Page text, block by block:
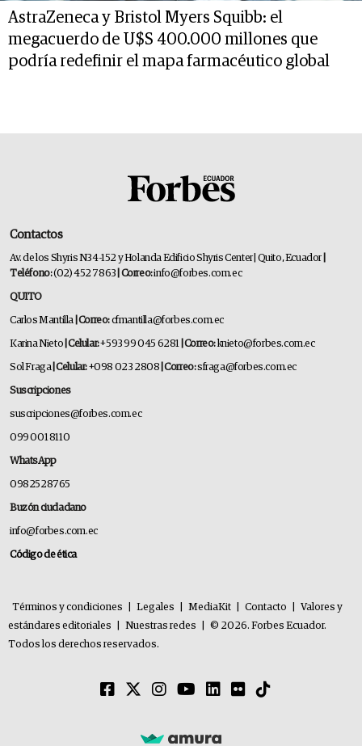
AstraZeneca y Bristol Myers Squibb: el
megacuerdo de U$S 400.000 millones que
podría redefinir el mapa farmacéutico global
Contactos
Av. de los Shyris N34-152 y Holanda Edificio Shyris Center | Quito, Ecuador
Teléfono:(02) 452 7863 | Correo:info@forbes.com.ec
QUITO
Carlos Mantilla | Correo:cfmantilla@forbes.com.ec
Karina Nieto | Celular:+593 99 045 6281 | Correo:knieto@forbes.com.ec
Sol Fraga| Celular:+098 023 2808 | Correo:sfraga@forbes.com.ec
Suscripciones
suscripciones@forbes.com.ec
099 001 8110
WhatsApp
0982528765
Buzón ciudadano
info@forbes.com.ec
Código de ética
Términos y condiciones Legales MediaKit Contacto
Valores y
estándares editoriales
Nuestras redes
© 2026. Forbes Ecuador.
Todos los derechos reservados.